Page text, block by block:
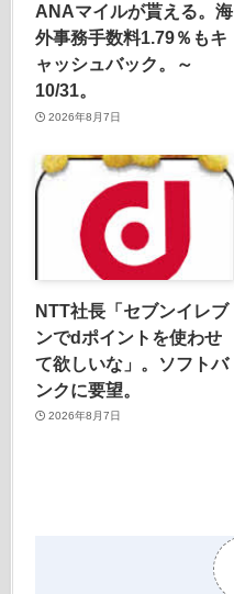
ANAマイルが貰える。海
外事務手数料1.79％もキ
ャッシュバック。～
10/31。
2026年8月7日
NTT社長「セブンイレブ
ンでdポイントを使わせ
て欲しいな」。ソフトバ
ンクに要望。
2026年8月7日